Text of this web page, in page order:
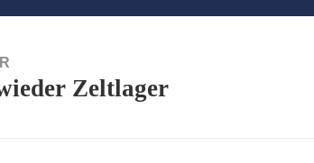
Zeltlager